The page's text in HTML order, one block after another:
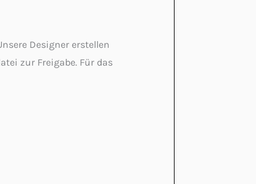
Designer erstellen
zur Freigabe. Für das